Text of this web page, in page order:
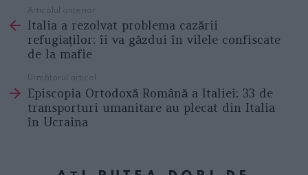
more
Articolul anterior
Italia a rezolvat problema cazării
refugiaților: îi va găzdui în vilele confiscate
de la mafie
Următorul articol
Episcopia Ortodoxă Română a Italiei: 33 de
transporturi umanitare au plecat din Italia
în Ucraina